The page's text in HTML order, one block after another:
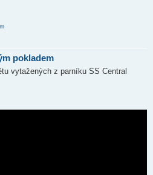
pokladem
vytažených z parníku SS Central